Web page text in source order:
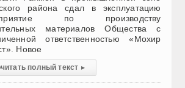
района сдал в эксплуатацию
по производству
материалов Общества с
ответственностью «Мохир
Новое
полный текст ▸